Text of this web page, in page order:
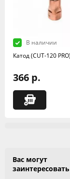
В наличии
Катод (CUT-120
366 р.
Вас могут
заинтересовать